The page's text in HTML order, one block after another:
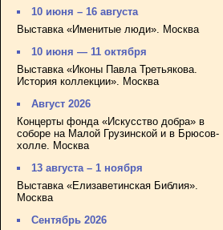
10 июня – 16 августа
Выставка «Именитые люди». Москва
10 июня — 11 октября
Выставка «Иконы Павла Третьякова.
История коллекции». Москва
Август 2026
Концерты фонда «Искусство добра» в
соборе на Малой Грузинской и в Брюсов-
холле. Москва
13 августа – 1 ноября
Выставка «Елизаветинская Библия».
Москва
Сентябрь 2026